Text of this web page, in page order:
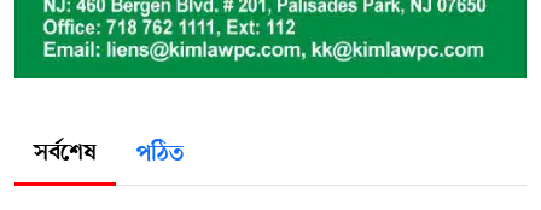
সর্বশেষ পঠিত